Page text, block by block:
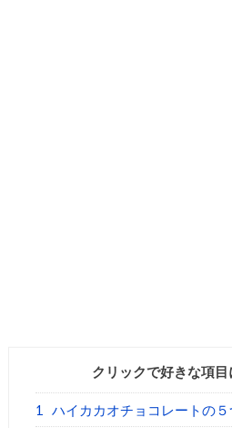
クリックで好きな項目
1 ハイカカオチョコレートの５